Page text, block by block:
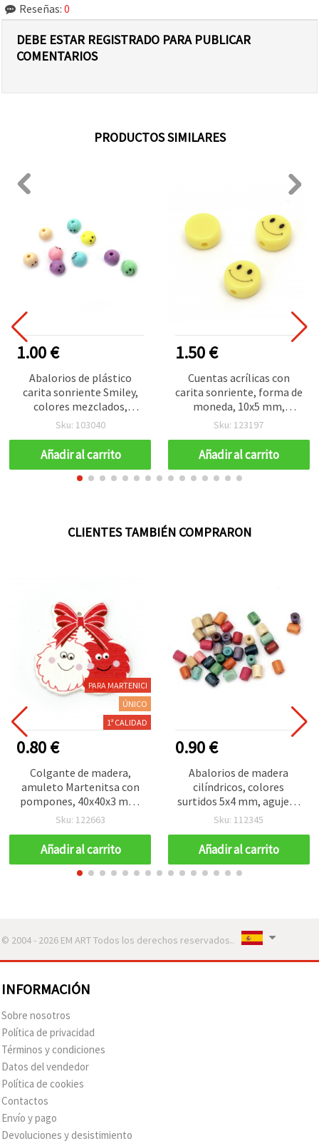
Reseñas: 0
DEBE ESTAR REGISTRADO PARA PUBLICAR
COMENTARIOS
PRODUCTOS SIMILARES
1.00 €
Abalorios de plástico
carita sonriente Smiley,
colores mezclados,
redondos 11 mm, agujero
ideales para pulseras
divertidas y bisutería
creativa
Sku: 103040
Añadir al carrito
1.50 €
Cuentas acrílicas con
carita sonriente, forma de
moneda, 10x5 mm,
agujero: 2 mm, color
para bisutería y
manualidades DIY
Sku: 123197
Añadir al carrito
CLIENTES TAMBIÉN COMPRARON
PARA MARTENICI
ÚNICO
1ª CALIDAD
0.80 €
Colgante de madera,
amuleto Martenitsa con
pompones, 40x40x3 mm,
orificio: 2 mm - 10 piezas
Sku: 122663
Añadir al carrito
0.90 €
Abalorios de madera
cilíndricos, colores
surtidos 5x4 mm, agujero
1 mm - 20 g (~540 uds)
Sku: 112345
Añadir al carrito
© 2004 - 2026 EM ART Todos los derechos reservados..
INFORMACIÓN
Sobre nosotros
Política de privacidad
Términos y condiciones
Datos del vendedor
Política de cookies
Contactos
Envío y pago
Devoluciones y desistimiento